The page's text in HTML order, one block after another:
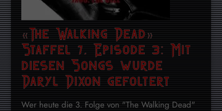
«The Walking Dead»
Staffel 7, Episode 3: Mit
diesen Songs wurde
Daryl Dixon gefoltert
Wer heute die 3. Folge von "The Walking Dead"